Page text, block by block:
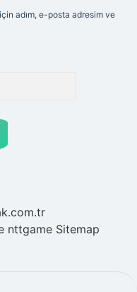
adım, e-posta adresim ve
nttgame Sitemap